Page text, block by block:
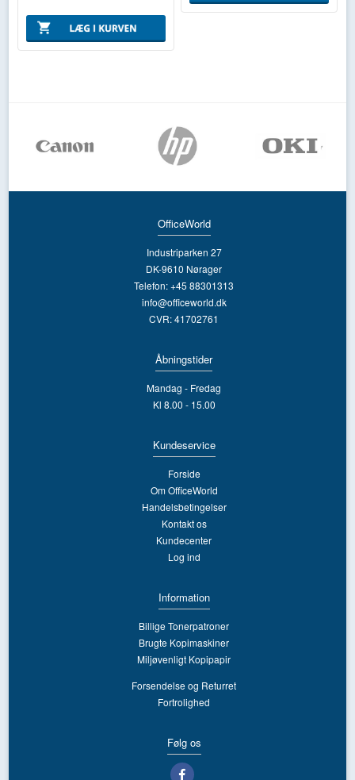
OfficeWorld
Industriparken 27
DK-9610 Nørager
Telefon: +45 88301313
info@officeworld.dk
CVR: 41702761
Åbningstider
Mandag - Fredag
Kl 8.00 - 15.00
Kundeservice
Forside
Om OfficeWorld
Handelsbetingelser
Kontakt os
Kundecenter
Log ind
Information
Billige Tonerpatroner
Brugte Kopimaskiner
Miljøvenligt Kopipapir
Forsendelse og Returret
Fortrolighed
Følg os